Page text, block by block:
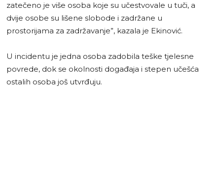
zatečeno je više osoba koje su učestvovale u tuči, a
dvije osobe su lišene slobode i zadržane u
prostorijama za zadržavanje”, kazala je Ekinović.
U incidentu je jedna osoba zadobila teške tjelesne
povrede, dok se okolnosti događaja i stepen učešća
ostalih osoba još utvrđuju.